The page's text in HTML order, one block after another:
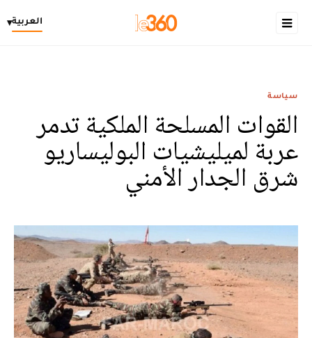
العربية▾
سياسة
القوات المسلحة الملكية تدمر
عربة لميليشيات البوليساريو
شرق الجدار الأمني